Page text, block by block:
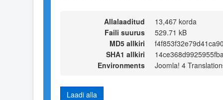
Allalaaditud
13,467 korda
Faili suurus
529.71 kB
MD5 allkiri
SHA1 allkiri
Environments
Joomla! 4
Laadi alla